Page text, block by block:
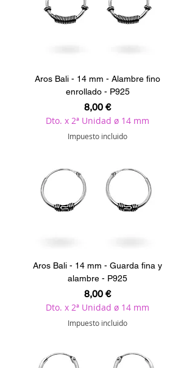
Aros Bali - 14 mm - Alambre fino
enrollado - P925
Precio
8,00 €
Dto. x 2ª Unidad ø 14 mm
Impuesto incluido
Aros Bali - 14 mm - Guarda fina y
alambre - P925
Precio
8,00 €
Dto. x 2ª Unidad ø 14 mm
Impuesto incluido